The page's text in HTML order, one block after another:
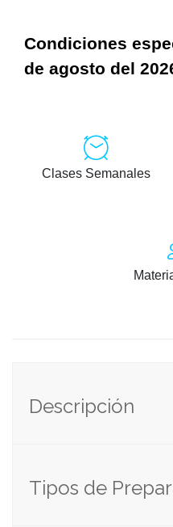
Condiciones
de agosto del
Clases Semanales
Descripción
Tipos de